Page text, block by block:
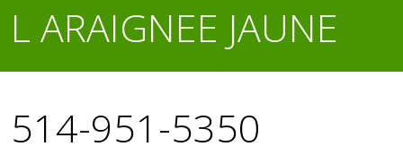
L ARAIGNEE JAUNE
514-951-5350